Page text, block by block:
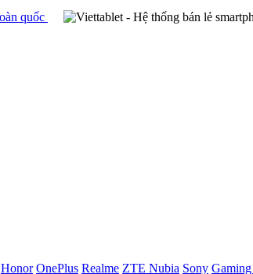
Honor OnePlus Realme ZTE Nubia Sony